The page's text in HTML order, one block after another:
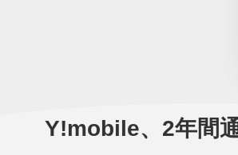
Y!mobile、2年間